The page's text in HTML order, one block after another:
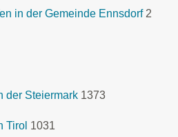
in der Gemeinde Ennsdorf 2
der Steiermark 1373
Tirol 1031